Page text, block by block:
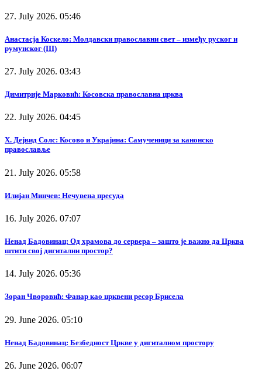
27. July 2026. 05:46
Анастасја Коскело: Молдавски православни свет – између руског и
румунског (III)
27. July 2026. 03:43
Димитрије Марковић: Косовска православна црква
22. July 2026. 04:45
Х. Дејвид Солс: Косово и Украјина: Самученици за канонско
православље
21. July 2026. 05:58
Илијан Минчев: Нечувена пресуда
16. July 2026. 07:07
Ненад Бадовинац: Од храмова до сервера – зашто је важно да Црква
штити свој дигитални простор?
14. July 2026. 05:36
Зоран Чворовић: Фанар као црквени ресор Брисела
29. June 2026. 05:10
Ненад Бадовинац: Безбедност Цркве у дигиталном простору
26. June 2026. 06:07